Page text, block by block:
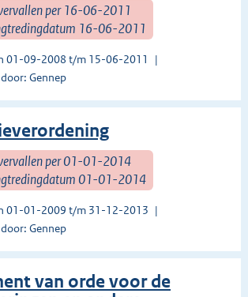
per 16-06-2011
16-06-2011
01-09-2008 t/m 15-06-2011
Gennep
per 01-01-2014
01-01-2014
01-01-2009 t/m 31-12-2013
Gennep
van orde voor de